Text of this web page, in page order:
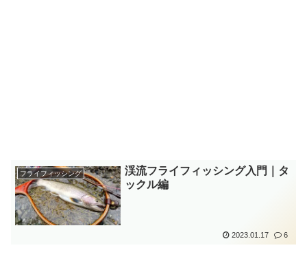
フライフィッシング
渓流フライフィッシング入門｜タ
ックル編
2023.01.17 6